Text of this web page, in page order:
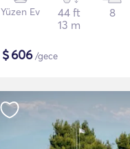
Yüzen Ev
44 ft
13 m
8
$606/gece